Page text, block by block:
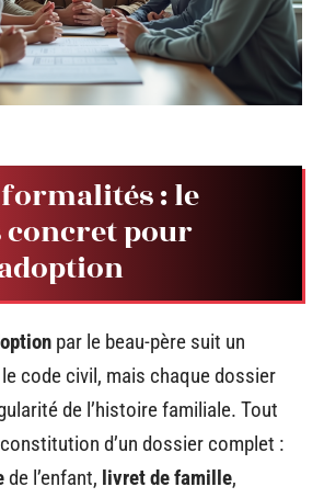
formalités : le
pour
par le beau-père suit un
code civil, mais chaque dossier
de l’histoire familiale. Tout
d’un dossier complet :
de l’enfant, livret de famille,